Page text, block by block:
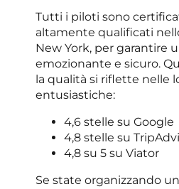
Tutti i piloti sono
altamente qualificati
New York, per garantire
emozionante e sicuro.
la qualità si riflette nelle
entusiastiche:
4,6 stelle su Google
4,8 stelle su
4,8 su 5 su Viator
Se state organizzando